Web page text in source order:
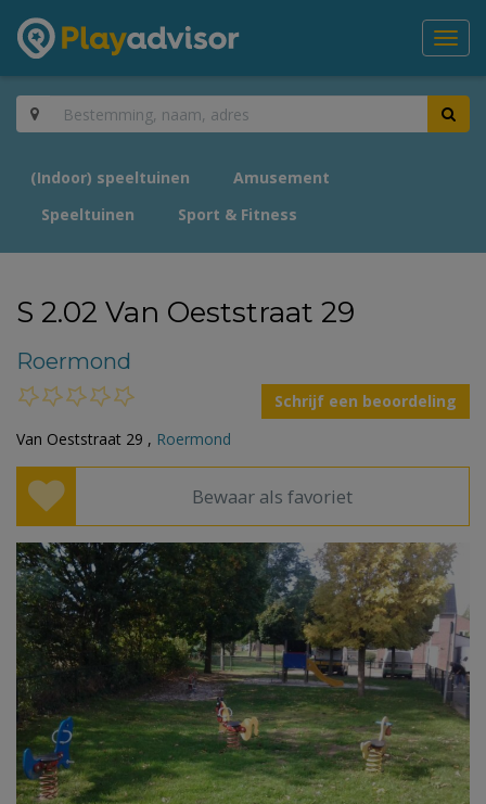
(Indoor) speeltuinen
Amusement
Speeltuinen
Sport & Fitness
S 2.02 Van Oeststraat 29
Roermond
Schrijf een beoordeling
Van Oeststraat 29 , Roermond
Bewaar als favoriet